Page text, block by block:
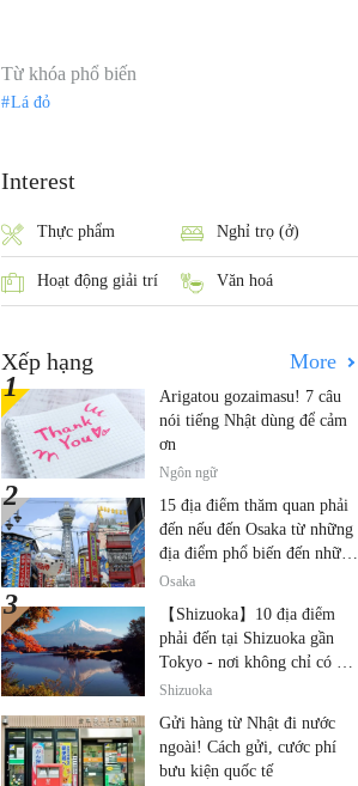
Từ khóa phổ biến
Lá đỏ
Interest
Thực phẩm Nghỉ trọ (ở)
Hoạt động giải trí Văn hoá
Xếp hạng More
Arigatou gozaimasu! 7 câu
nói tiếng Nhật dùng để cảm
ơn
Ngôn ngữ
15 địa điểm thăm quan phải
đến nếu đến Osaka từ những
địa điểm phổ biến đến những
địa điểm ít được biết đến
Osaka
【Shizuoka】10 địa điểm
phải đến tại Shizuoka gần
Tokyo - nơi không chỉ có núi
Phú Sĩ và trà!
Shizuoka
Gửi hàng từ Nhật đi nước
ngoài! Cách gửi, cước phí
bưu kiện quốc tế